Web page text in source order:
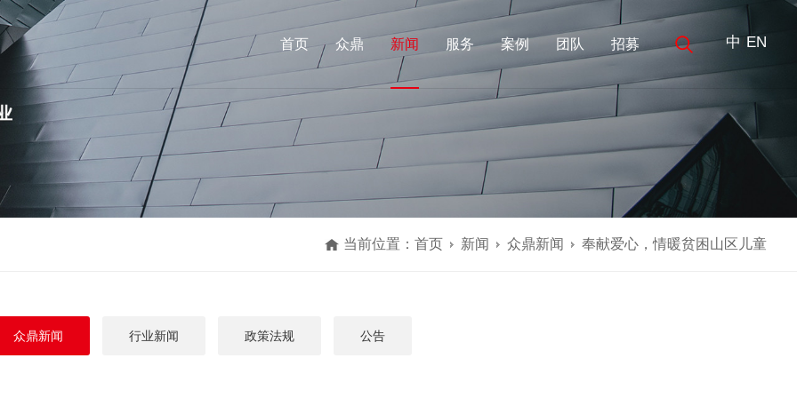
中/ EN
首页 众鼎 新闻 服务 案例 团队 招募
当前位置：首页 新闻 众鼎新闻 奉献爱心，情暖贫困山区儿童
众鼎新闻 行业新闻 政策法规 公告